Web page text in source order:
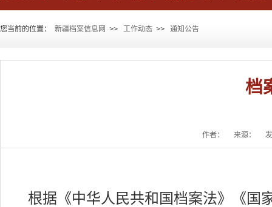
您当前的位置： 新疆档案信息网 >> 工作动态 >> 通知公告
档
作者： 来源：
根据《中华人民共和国档案法》《国